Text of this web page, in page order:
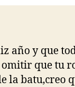
año y que
que tu
la batu,creo